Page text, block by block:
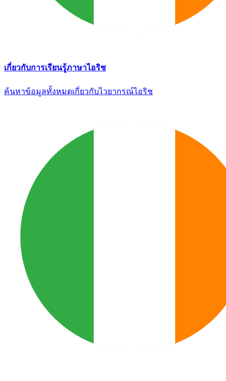
เกี่ยวกับการเรียนรู้ภาษาไอริช
ค้นหาข้อมูลทั้งหมดเกี่ยวกับไวยากรณ์ไอริช